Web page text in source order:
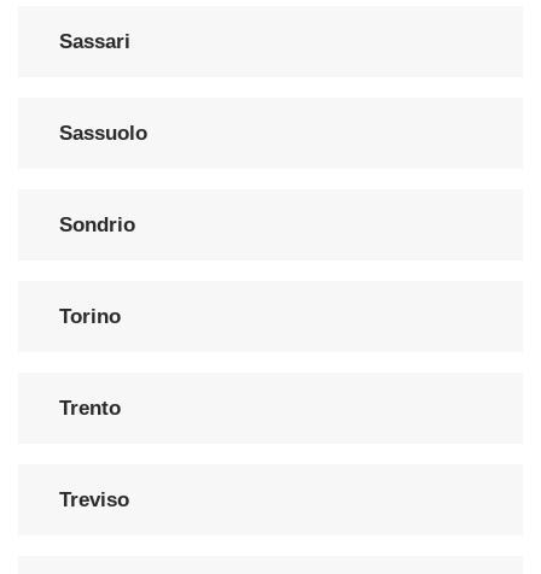
Sassari
Sassuolo
Sondrio
Torino
Trento
Treviso